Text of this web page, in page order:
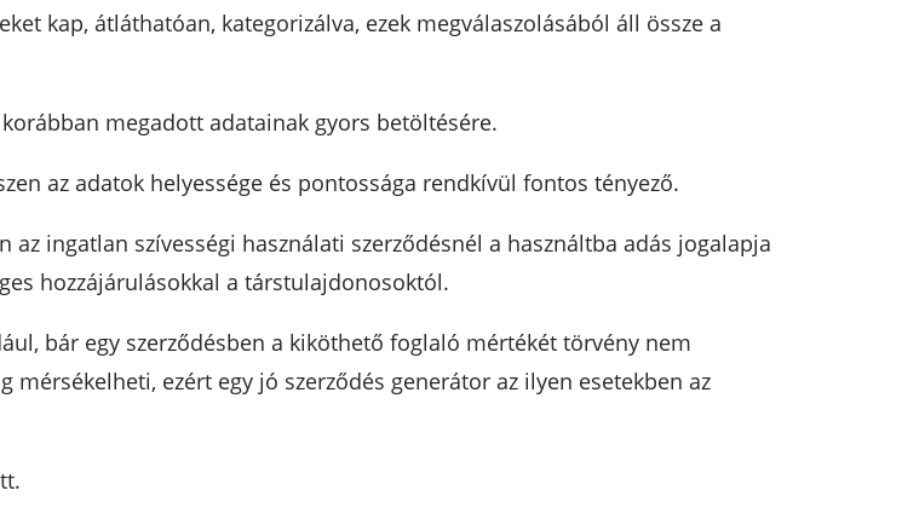
kap, átláthatóan, kategorizálva, ezek megválaszolásából áll össze a
megadott adatainak gyors betöltésére.
az adatok helyessége és pontossága rendkívül fontos tényező.
ingatlan szívességi használati szerződésnél a használtba adás jogalapja
hozzájárulásokkal a társtulajdonosoktól.
bár egy szerződésben a kiköthető foglaló mértékét törvény nem
ezért egy jó szerződés generátor az ilyen esetekben az